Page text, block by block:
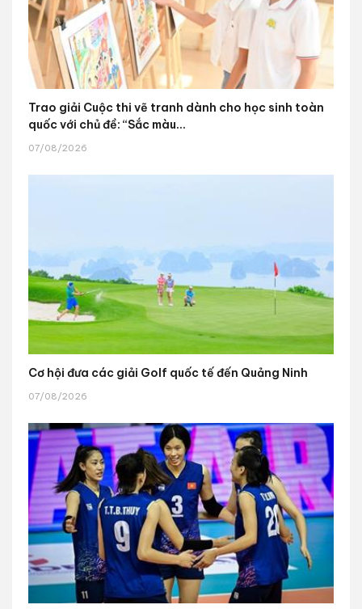
Trao giải Cuộc thi vẽ tranh dành cho học sinh toàn
quốc với chủ đề: “Sắc màu...
07/08/2026
Cơ hội đưa các giải Golf quốc tế đến Quảng Ninh
07/08/2026